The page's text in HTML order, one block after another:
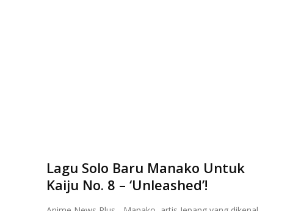
Lagu Solo Baru Manako Untuk
Kaiju No. 8 – ‘Unleashed’!